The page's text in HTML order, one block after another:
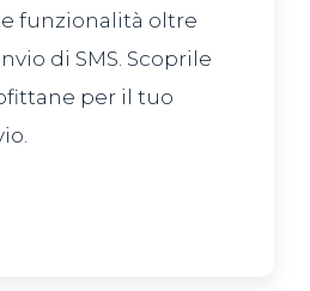
funzionalità oltre
di SMS. Scoprile
per il tuo